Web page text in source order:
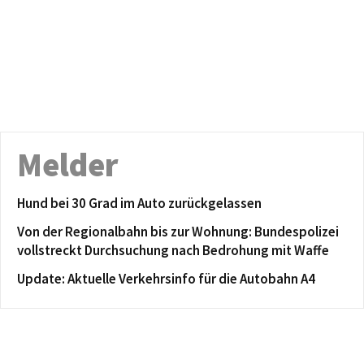
Melder
Hund bei 30 Grad im Auto zurückgelassen
Von der Regionalbahn bis zur Wohnung: Bundespolizei
vollstreckt Durchsuchung nach Bedrohung mit Waffe
Update: Aktuelle Verkehrsinfo für die Autobahn A4